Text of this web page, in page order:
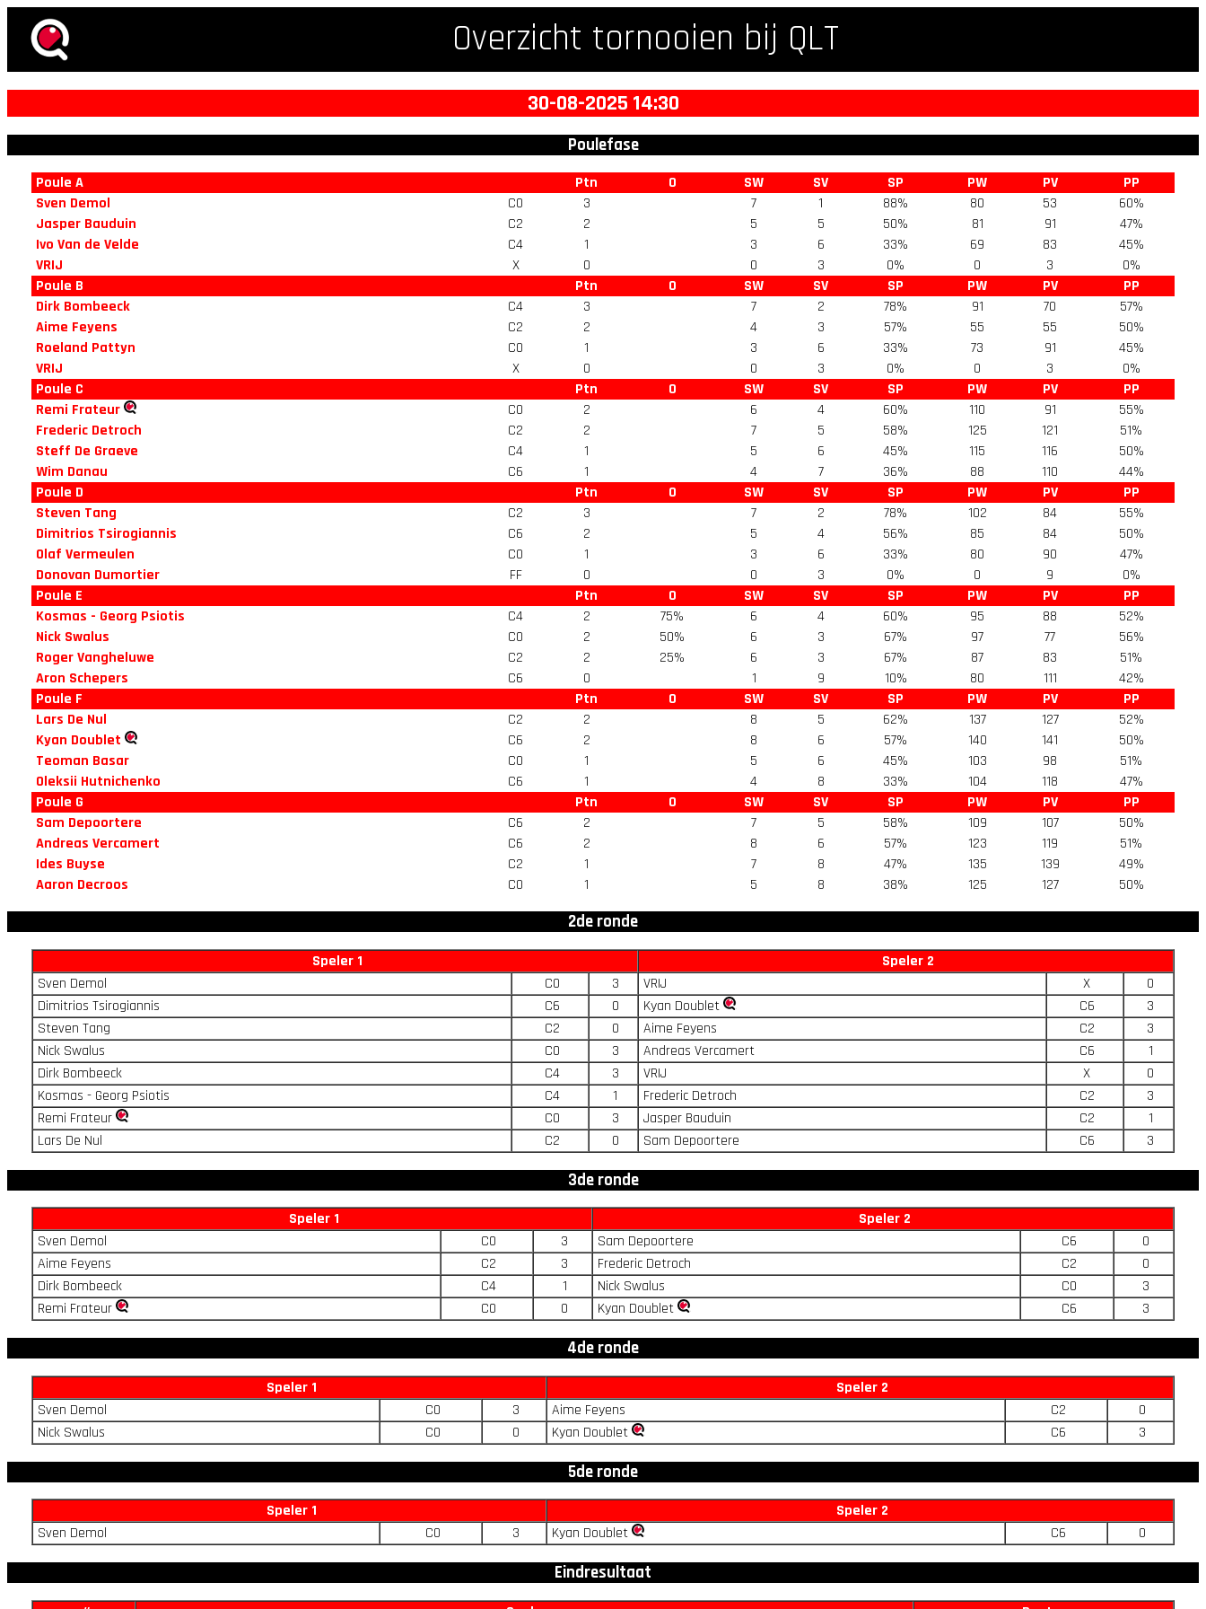
Overzicht tornooien bij QLT
30-08-2025 14:30
Poulefase
Poule A Ptn O SW SV SP PW PV
PP
Sven Demol
C0 3 7 1 88% 80 53
60%
Jasper Bauduin
C2 2 5 5 50% 81 91
47%
Ivo Van de Velde
C4 1 3 6 33% 69 83
45%
VRIJ
X 0 0 3 0% 0 3
0%
Poule B
Ptn O SW SV SP PW PV
PP
Dirk Bombeeck
C4 3 7 2 78% 91 70
57%
Aime Feyens
C2 2 4 3 57% 55 55
50%
Roeland Pattyn
C0 1 3 6 33% 73 91
45%
VRIJ
X 0 0 3 0% 0 3
0%
Poule C
Ptn O SW SV SP PW PV
PP
Remi Frateur
C0 2 6 4 60% 110 91
55%
Frederic Detroch
C2 2 7 5 58% 125 121
51%
Steff De Graeve
C4 1 5 6 45% 115 116
50%
Wim Danau
C6 1 4 7 36% 88 110
44%
Poule D
Ptn O SW SV SP PW PV
PP
Steven Tang
C2 3 7 2 78% 102 84
55%
Dimitrios Tsirogiannis
C6 2 5 4 56% 85 84
50%
Olaf Vermeulen
C0 1 3 6 33% 80 90
47%
Donovan Dumortier
FF 0 0 3 0% 0 9
0%
Poule E
Ptn O SW SV SP PW PV
PP
Kosmas - Georg Psiotis
C4 2 75% 6 4 60% 95 88
52%
Nick Swalus
C0 2 50% 6 3 67% 97 77
56%
Roger Vangheluwe
C2 2 25% 6 3 67% 87 83
51%
Aron Schepers
C6 0 1 9 10% 80 111
42%
Poule F
Ptn O SW SV SP PW PV
PP
Lars De Nul
C2 2 8 5 62% 137 127
52%
Kyan Doublet
C6 2 8 6 57% 140 141
50%
Teoman Basar
C0 1 5 6 45% 103 98
51%
Oleksii Hutnichenko
C6 1 4 8 33% 104 118
47%
Poule G
Ptn O SW SV SP PW PV
PP
Sam Depoortere
C6 2 7 5 58% 109 107
50%
Andreas Vercamert
C6 2 8 6 57% 123 119
51%
Ides Buyse
C2 1 7 8 47% 135 139
49%
Aaron Decroos
C0 1 5 8 38% 125 127 50%
2de ronde
Speler 1
Speler 2
Sven Demol
C0 3 VRIJ X
0
Dimitrios Tsirogiannis
C6 0 Kyan Doublet C6
3
Steven Tang
C2 0 Aime Feyens C2
3
Nick Swalus
C0 3 Andreas Vercamert C6
1
Dirk Bombeeck
C4 3 VRIJ X
0
Kosmas - Georg Psiotis
C4 1 Frederic Detroch C2
3
Remi Frateur
C0 3 Jasper Bauduin C2
1
Lars De Nul
C2 0 Sam Depoortere C6 3
3de ronde
Speler 1
Speler 2
Sven Demol
C0 3 Sam Depoortere C6
0
Aime Feyens
C2 3 Frederic Detroch C2
0
Dirk Bombeeck
C4 1 Nick Swalus C0
3
Remi Frateur
C0 0 Kyan Doublet C6 3
4de ronde
Speler 1
Speler 2
Sven Demol
C0 3 Aime Feyens C2
0
Nick Swalus
C0 0 Kyan Doublet C6 3
5de ronde
Speler 1
Speler 2
Sven Demol
C0 3 Kyan Doublet C6 0
Eindresultaat